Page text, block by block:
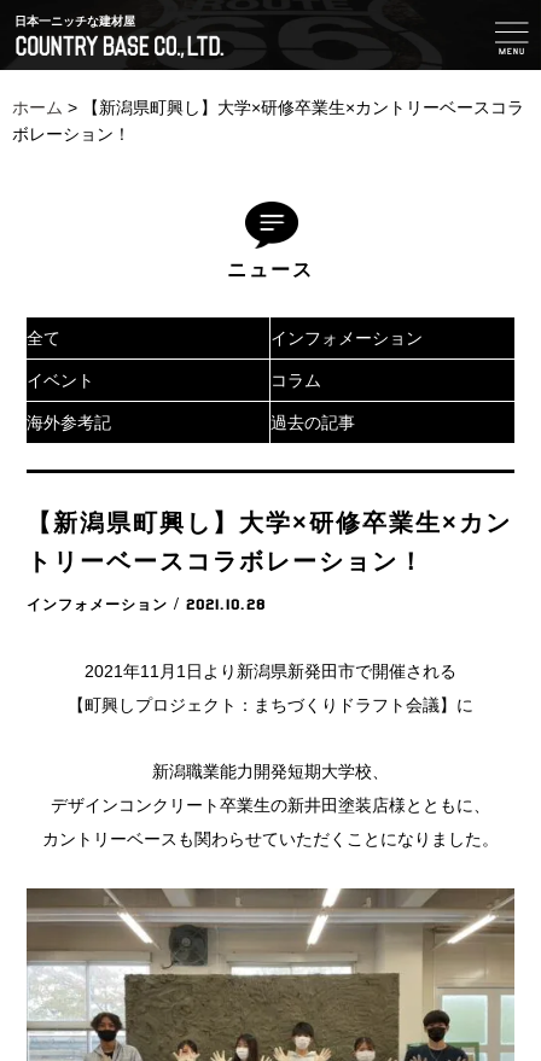
日本一ニッチな建材屋
ホーム >
【新潟県町興し】大学×研修卒業生×カントリーベースコラ
ボレーション！
ニュース
全て インフォメーション
イベント コラム
海外参考記 過去の記事
【新潟県町興し】大学×研修卒業生×カン
トリーベースコラボレーション！
インフォメーション / 2021.10.28
2021年11月1日より新潟県新発田市で開催される
【町興しプロジェクト：まちづくりドラフト会議】に
新潟職業能力開発短期大学校、
デザインコンクリート卒業生の新井田塗装店様とともに、
カントリーベースも関わらせていただくことになりました。